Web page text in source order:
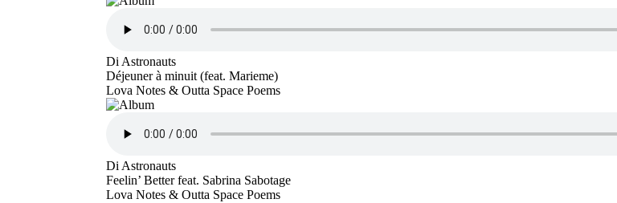
Di Astronauts
Déjeuner à minuit (feat. Marieme)
Lova Notes & Outta Space Poems
Di Astronauts
Feelin’ Better feat. Sabrina Sabotage
Lova Notes & Outta Space Poems